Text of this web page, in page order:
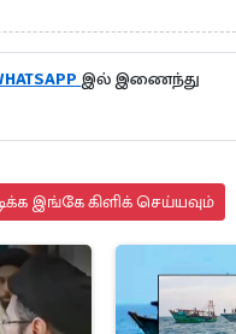
இல் இணைந்து
இங்கே கிளிக் செய்யவும்